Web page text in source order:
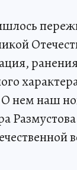
нем наш